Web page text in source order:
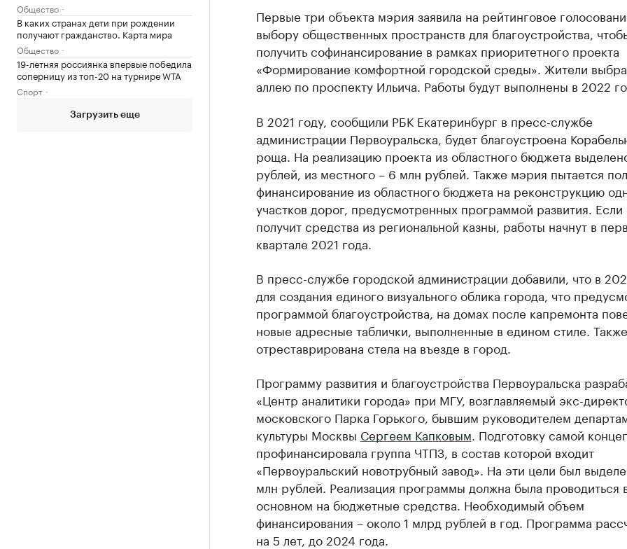
Общество
В каких странах дети при рождении
получают гражданство. Карта мира
Общество
19-летняя россиянка впервые победила
соперницу из топ-20 на турнире WTA
Спорт
Загрузить еще
Первые три объекта мэрия заявила на рейтинговое
выбору общественных пространств для благоустройства,
получить софинансирование в рамках приоритетного проекта
«Формирование комфортной городской среды». Жители
аллею по проспекту Ильича. Работы будут выполнены в 2022
В 2021 году, сообщили РБК Екатеринбург в пресс-службе
администрации Первоуральска, будет благоустроена
роща. На реализацию проекта из областного бюджета
рублей, из местного – 6 млн рублей. Также мэрия пытается
финансирование из областного бюджета на реконструкцию
участков дорог, предусмотренных программой развития. Если
получит средства из региональной казны, работы начнут в
квартале 2021 года.
В пресс-службе городской администрации добавили, что в
для создания единого визуального облика города, что
программой благоустройства, на домах после капремонта
новые адресные таблички, выполненные в едином стиле.
отреставрирована стела на въезде в город.
Программу развития и благоустройства Первоуральска
«Центр аналитики города» при МГУ, возглавляемый экс-
московского Парка Горького, бывшим руководителем
культуры Москвы Сергеем Капковым . Подготовку самой
профинансировала группа ЧТПЗ, в состав которой входит
«Первоуральский новотрубный завод». На эти цели был
млн рублей. Реализация программы должна была проводиться
основном на бюджетные средства. Необходимый объем
финансирования – около 1 млрд рублей в год. Программа
на 5 лет, до 2024 года.